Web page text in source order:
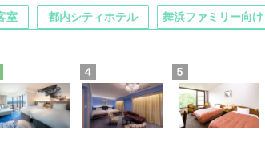
室 都内シティホテル 舞浜ファミリー向け